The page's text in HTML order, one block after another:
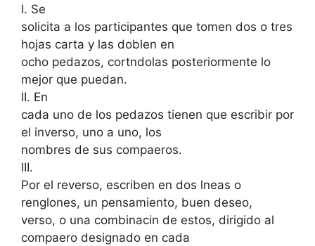
I. Se
solicita a los participantes que tomen dos o tres
hojas carta y las doblen en
ocho pedazos, cortndolas posteriormente lo
mejor que puedan.
II. En
cada uno de los pedazos tienen que escribir por
el inverso, uno a uno, los
nombres de sus compaeros.
III.
Por el reverso, escriben en dos lneas o
renglones, un pensamiento, buen deseo,
verso, o una combinacin de estos, dirigido al
compaero designado en cada